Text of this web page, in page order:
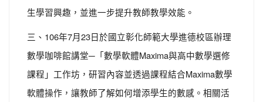
生學習興趣，並進一步提升教師教學效能。
三、106年7月23日於國立彰化師範大學進德校區辦理
數學咖啡館講堂─「數學軟體Maxima與高中數學選修
課程」工作坊，研習內容並透過課程結合Maxima數學
軟體操作，讓教師了解如何增添學生的數感。相關活